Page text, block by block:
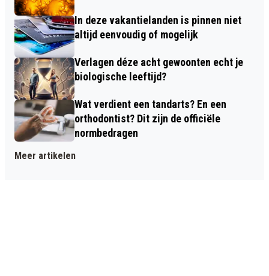
In deze vakantielanden is pinnen niet
altijd eenvoudig of mogelijk
Verlagen déze acht gewoonten echt je
biologische leeftijd?
Wat verdient een tandarts? En een
orthodontist? Dit zijn de officiële
normbedragen
Meer artikelen